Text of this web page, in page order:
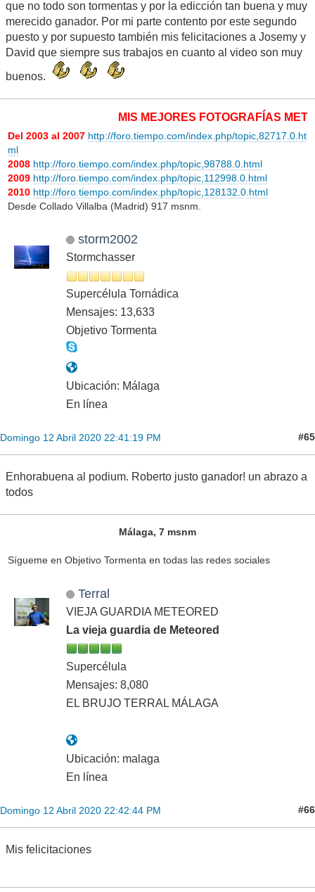
que no todo son tormentas y por la edicción tan buena y muy
merecido ganador. Por mi parte contento por este segundo
puesto y por supuesto también mis felicitaciones a Josemy y
David que siempre sus trabajos en cuanto al video son muy
buenos.
MIS MEJORES FOTOGRAFÍAS
Del 2003 al 2007 http://foro.tiempo.com/index.php/topic,82717.0.ht
ml
2008 http://foro.tiempo.com/index.php/topic,98788.0.html
2009 http://foro.tiempo.com/index.php/topic,112998.0.html
2010 http://foro.tiempo.com/index.php/topic,128132.0.html
Desde Collado Villalba (Madrid) 917 msnm.
storm2002
Stormchasser
Supercélula Tornádica
Mensajes: 13,633
Objetivo Tormenta
Ubicación: Málaga
En línea
Domingo 12 Abril 2020 22:41:19 PM #65
Enhorabuena al podium. Roberto justo ganador! un abrazo a
todos
Málaga, 7 msnm
Sígueme en Objetivo Tormenta en todas las redes sociales
Terral
VIEJA GUARDIA METEORED
La vieja guardia de Meteored
Supercélula
Mensajes: 8,080
EL BRUJO TERRAL MÁLAGA
Ubicación: malaga
En línea
Domingo 12 Abril 2020 22:42:44 PM #66
Mis felicitaciones